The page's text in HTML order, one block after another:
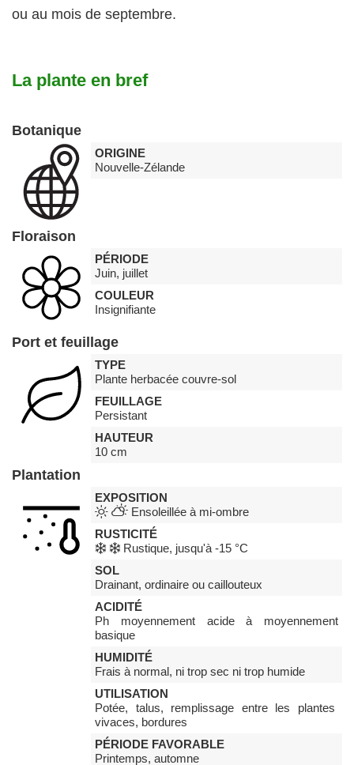
ou au mois de septembre.
La plante en bref
Botanique
ORIGINE
Nouvelle-Zélande
Floraison
PÉRIODE
Juin, juillet
COULEUR
Insignifiante
Port et feuillage
TYPE
Plante herbacée couvre-sol
FEUILLAGE
Persistant
HAUTEUR
10 cm
Plantation
EXPOSITION
Ensoleillée à mi-ombre
RUSTICITÉ
Rustique, jusqu'à -15 °C
SOL
Drainant, ordinaire ou caillouteux
ACIDITÉ
Ph moyennement acide à moyennement
basique
HUMIDITÉ
Frais à normal, ni trop sec ni trop humide
UTILISATION
Potée, talus, remplissage entre les plantes
vivaces, bordures
PÉRIODE FAVORABLE
Printemps, automne